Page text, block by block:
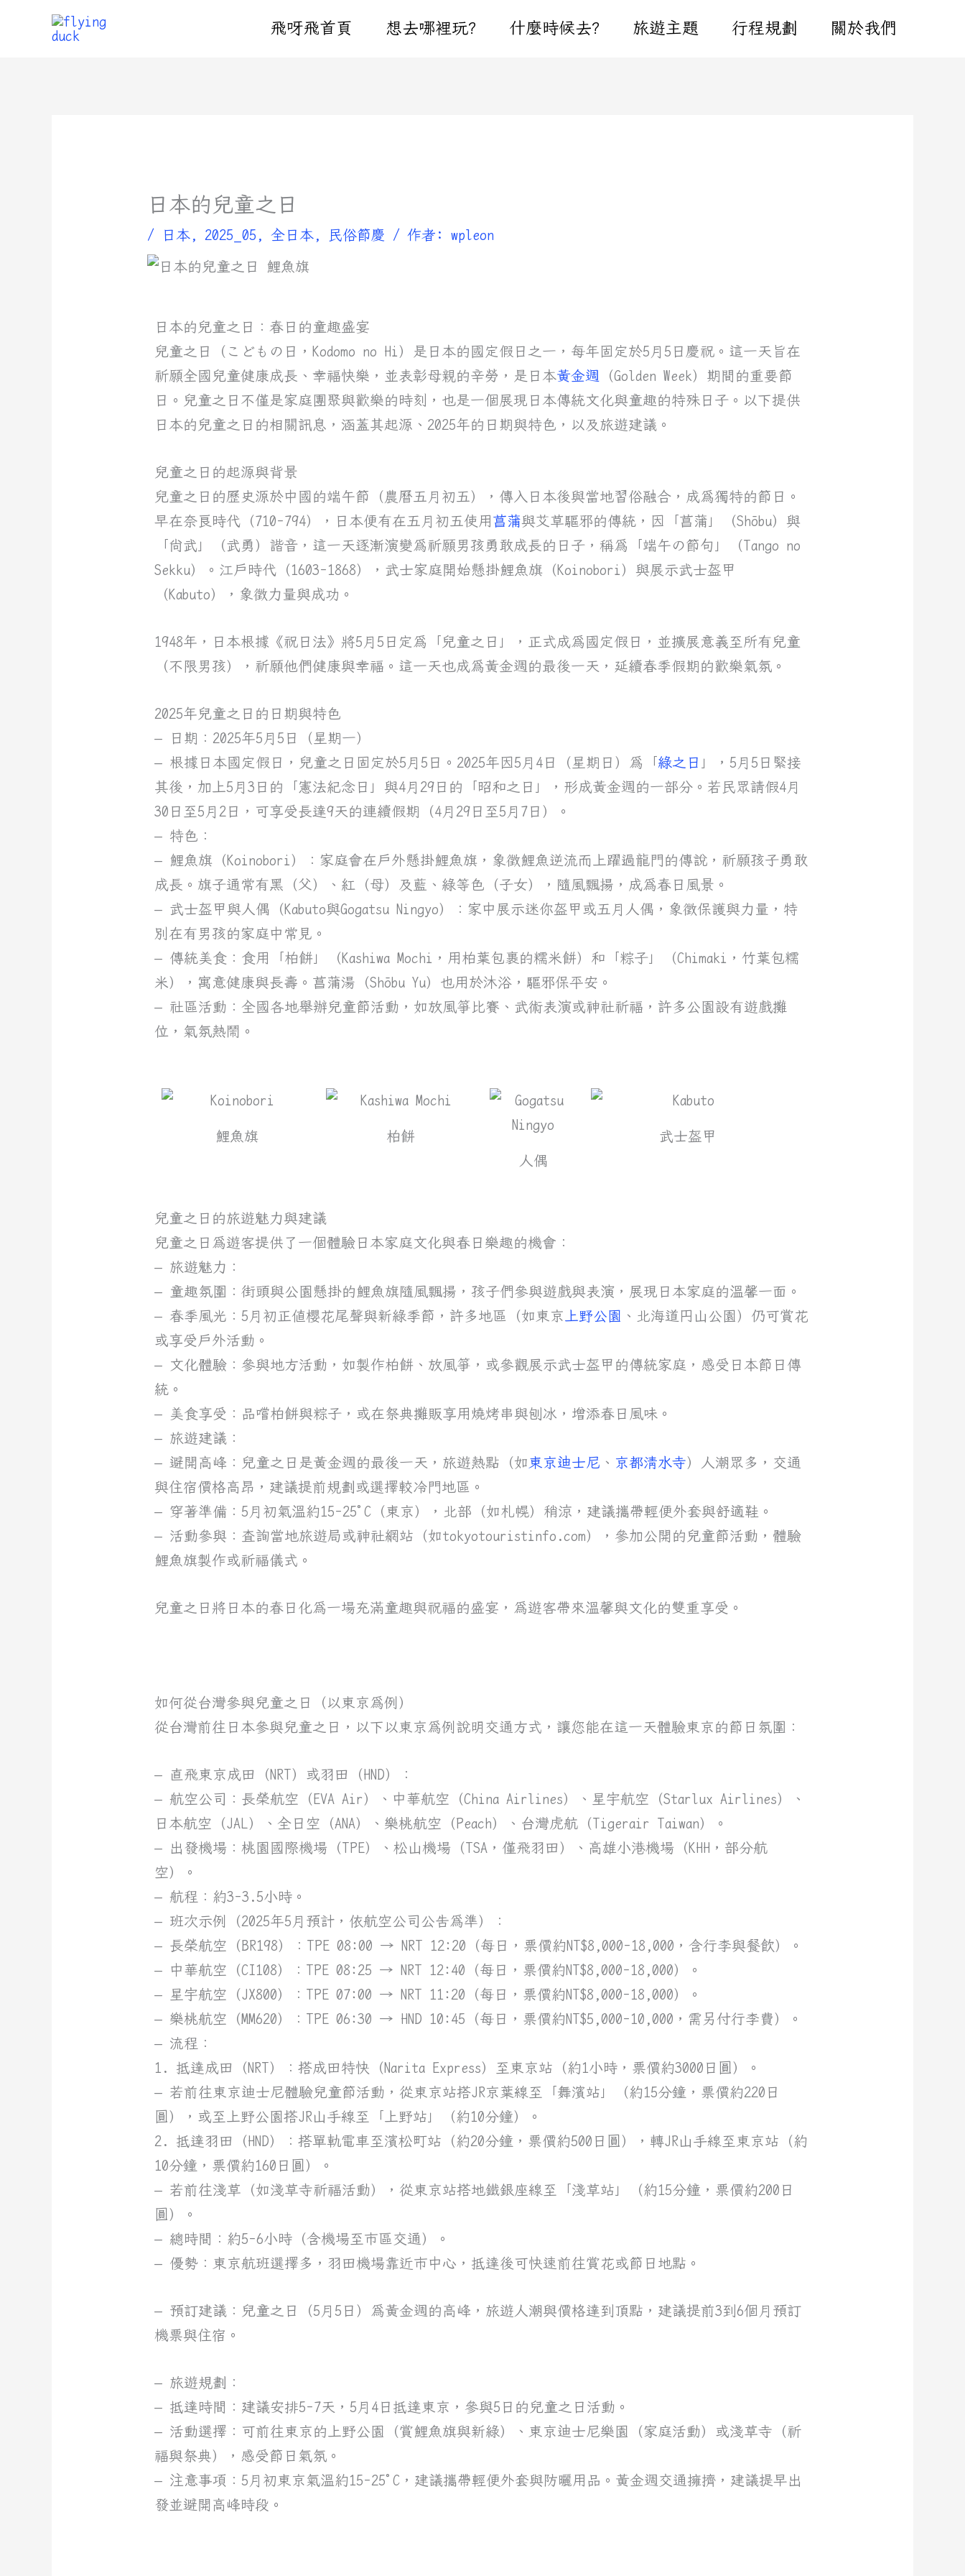
飛呀飛首頁 想去哪裡玩? 什麼時候去? 旅遊主題 行程規劃 關於我們
日本的兒童之日
/ 日本, 2025_05 ,全日本, 民俗節慶 / 作者:wpleon
日本的兒童之日：春日的童趣盛宴
兒童之日（こどもの日，Kodomo no Hi）是日本的國定假日之一，每年固定於5月5日慶祝。這一天旨在
祈願全國兒童健康成長、幸福快樂，並表彰母親的辛勞，是日本黃金週 （Golden Week）期間的重要節
日。兒童之日不僅是家庭團聚與歡樂的時刻，也是一個展現日本傳統文化與童趣的特殊日子。以下提供
日本的兒童之日的相關訊息，涵蓋其起源、2025年的日期與特色，以及旅遊建議。
兒童之日的起源與背景
兒童之日的歷史源於中國的端午節（農曆五月初五），傳入日本後與當地習俗融合，成為獨特的節日。
早在奈良時代（710-794），日本便有在五月初五使用菖蒲與艾草驅邪的傳統，因「菖蒲」（Shōbu）與
「尚武」（武勇）諧音，這一天逐漸演變為祈願男孩勇敢成長的日子，稱為「端午の節句」（Tango no
Sekku）。江戶時代（1603-1868），武士家庭開始懸掛鯉魚旗（Koinobori）與展示武士盔甲
（Kabuto），象徵力量與成功。
1948年，日本根據《祝日法》將5月5日定為「兒童之日」，正式成為國定假日，並擴展意義至所有兒童
（不限男孩），祈願他們健康與幸福。這一天也成為黃金週的最後一天，延續春季假期的歡樂氣氛。
2025年兒童之日的日期與特色
– 日期：2025年5月5日（星期一）
– 根據日本國定假日，兒童之日固定於5月5日。2025年因5月4日（星期日）為「綠之日 」，5月5日緊接
其後，加上5月3日的「憲法紀念日」與4月29日的「昭和之日」，形成黃金週的一部分。若民眾請假4月
30日至5月2日，可享受長達9天的連續假期（4月29日至5月7日）。
– 特色：
– 鯉魚旗（Koinobori）：家庭會在戶外懸掛鯉魚旗，象徵鯉魚逆流而上躍過龍門的傳說，祈願孩子勇敢
成長。旗子通常有黑（父）、紅（母）及藍、綠等色（子女），隨風飄揚，成為春日風景。
– 武士盔甲與人偶（Kabuto與Gogatsu Ningyo）：家中展示迷你盔甲或五月人偶，象徵保護與力量，特
別在有男孩的家庭中常見。
– 傳統美食：食用「柏餅」（Kashiwa Mochi，用柏葉包裹的糯米餅）和「粽子」（Chimaki，竹葉包糯
米），寓意健康與長壽。菖蒲湯（Shōbu Yu）也用於沐浴，驅邪保平安。
– 社區活動：全國各地舉辦兒童節活動，如放風箏比賽、武術表演或神社祈福，許多公園設有遊戲攤
位，氣氛熱鬧。
鯉魚旗
柏餅
人偶
武士盔甲
兒童之日的旅遊魅力與建議
兒童之日為遊客提供了一個體驗日本家庭文化與春日樂趣的機會：
– 旅遊魅力：
– 童趣氛圍：街頭與公園懸掛的鯉魚旗隨風飄揚，孩子們參與遊戲與表演，展現日本家庭的溫馨一面。
– 春季風光：5月初正值櫻花尾聲與新綠季節，許多地區（如東京上野公園 、北海道円山公園）仍可賞花
或享受戶外活動。
– 文化體驗：參與地方活動，如製作柏餅、放風箏，或參觀展示武士盔甲的傳統家庭，感受日本節日傳
統。
– 美食享受：品嚐柏餅與粽子，或在祭典攤販享用燒烤串與刨冰，增添春日風味。
– 旅遊建議：
– 避開高峰：兒童之日是黃金週的最後一天，旅遊熱點（如東京迪士尼 、 京都清水寺）人潮眾多，交通
與住宿價格高昂，建議提前規劃或選擇較冷門地區。
– 穿著準備：5月初氣溫約15-25°C（東京），北部（如札幌）稍涼，建議攜帶輕便外套與舒適鞋。
– 活動參與：查詢當地旅遊局或神社網站（如tokyotouristinfo.com），參加公開的兒童節活動，體驗
鯉魚旗製作或祈福儀式。
兒童之日將日本的春日化為一場充滿童趣與祝福的盛宴，為遊客帶來溫馨與文化的雙重享受。
如何從台灣參與兒童之日（以東京為例）
從台灣前往日本參與兒童之日，以下以東京為例說明交通方式，讓您能在這一天體驗東京的節日氛圍：
– 直飛東京成田（NRT）或羽田（HND）：
– 航空公司：長榮航空（EVA Air）、中華航空（China Airlines）、星宇航空（Starlux Airlines）、
日本航空（JAL）、全日空（ANA）、樂桃航空（Peach）、台灣虎航（Tigerair Taiwan）。
– 出發機場：桃園國際機場（TPE）、松山機場（TSA，僅飛羽田）、高雄小港機場（KHH，部分航
空）。
– 航程：約3-3.5小時。
– 班次示例（2025年5月預計，依航空公司公告為準）：
– 長榮航空（BR198）：TPE 08:00 → NRT 12:20（每日，票價約NT$8,000-18,000，含行李與餐飲）。
– 中華航空（CI108）：TPE 08:25 → NRT 12:40（每日，票價約NT$8,000-18,000）。
– 星宇航空（JX800）：TPE 07:00 → NRT 11:20（每日，票價約NT$8,000-18,000）。
– 樂桃航空（MM620）：TPE 06:30 → HND 10:45（每日，票價約NT$5,000-10,000，需另付行李費）。
– 流程：
1. 抵達成田（NRT）：搭成田特快（Narita Express）至東京站（約1小時，票價約3000日圓）。
– 若前往東京迪士尼體驗兒童節活動，從東京站搭JR京葉線至「舞濱站」（約15分鐘，票價約220日
圓），或至上野公園搭JR山手線至「上野站」（約10分鐘）。
2. 抵達羽田（HND）：搭單軌電車至濱松町站（約20分鐘，票價約500日圓），轉JR山手線至東京站（約
10分鐘，票價約160日圓）。
– 若前往淺草（如淺草寺祈福活動），從東京站搭地鐵銀座線至「淺草站」（約15分鐘，票價約200日
圓）。
– 總時間：約5-6小時（含機場至市區交通）。
– 優勢：東京航班選擇多，羽田機場靠近市中心，抵達後可快速前往賞花或節日地點。
– 預訂建議：兒童之日（5月5日）為黃金週的高峰，旅遊人潮與價格達到頂點，建議提前3到6個月預訂
機票與住宿。
– 旅遊規劃：
– 抵達時間：建議安排5-7天，5月4日抵達東京，參與5日的兒童之日活動。
– 活動選擇：可前往東京的上野公園（賞鯉魚旗與新綠）、東京迪士尼樂園（家庭活動）或淺草寺（祈
福與祭典），感受節日氣氛。
– 注意事項：5月初東京氣溫約15-25°C，建議攜帶輕便外套與防曬用品。黃金週交通擁擠，建議提早出
發並避開高峰時段。